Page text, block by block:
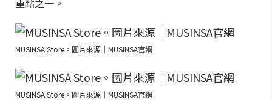
重點之一。
MUSINSA Store。圖片來源｜MUSINSA官網
MUSINSA Store。圖片來源｜MUSINSA官網